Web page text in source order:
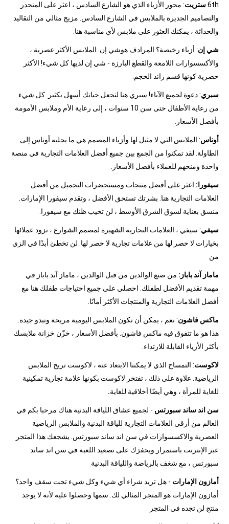
6thستريت: محور الأزياء الذي هو الشارع السادس ، اعثر على المنحدر
والتصاميم الجديرة بالملابس في الشارع السادس. مزيج مثالي من التقاليد
والحداثة ، يمكنك العثور على ملابس لأي مناسبة هنا.
شي إن: أزياء رخيصة؟ المرادف هوشي إن. الملابس الأكثر عصرية ،
والأكسسوارات اللامعة والقطع البارزة - شي إن لديها كل شيء! الأكثر
حصرية كونها قسم زائد الحجم.
سبري: دعوة لجميع الآباء! سبري هنا لتجعل حياتك أسهل بكثير. كل شيء
من رعاية الأطفال حتى سن 10 سنوات ، إلى رعاية الأم وملابس الأمومة
بأفضل الأسعار.
أوناس: الملابس التي لا مثيل لها وأزياء المصمم هي ما يجلبه أوناس إلى
الطاولة. لقد تمكنوا من الجمع بين جميع أفضل العلامات التجارية في منصة
واحدة ومنحهم للعملاء بأفضل الأسعار.
سيفورا: اعثر على أفضل منتجات ومستحضرات التجميل من أفضل
العلامات التجارية هنا. بشرتك تستحق الأفضل ، وتقدم سيفورا الإمارات.
منسق بعناية لسوق الشرق الأوسط ، لن تخيب ظنك مع سيفورا.
سيفي: سيفي ، العلامات التجارية الشهيرة لمصمم الشوارع ، تزود عملائها
بخيارات لا حصر لها من علامات تجارية لا حصر لها. لن تخطئ أبدًا في الزي
من
ماماز آند باباز: من صنع الوالدين من قبل الوالدين ، ماماز آند باباز في
مهمة تقديم الأفضل لطفلك. احصلي على جميع احتياجات طفلك هنا مع
أفضل العلامات التجارية والمنتجات الأكثر أمانًا.
ماكس فاشون: نعم ، يمكن أن تكون الملابس اليومية مريحة وتبدو جيدة.
هذا هو ما تتفوق فيه ماكس فاشون. بأفضل الأسعار ، خزّن خزانة ملابسك
بأكثر الأزياء القابلة للارتداء.
لاكوست: التمساح الذي لا يمكننا الابتعاد عنه ، لاكوست تريح الملابس
الرياضية. علاوة على ذلك ، تفتخر لاكوست بكونها علامة تجارية تمكينية
للغاية للمرأة ، وهي أيضًا أخلاقية للغاية.
سن اند ساند سبورتس - لجميع عشاق اللياقة البدنية هناك مرحبا بكم في
العالم من أرقى العلامات التجارية للياقة البدنية والملابس الرياضية
العصرية والاكسسوارات في سن اند ساند سبورتس. يشجعك هذا المتجر
عبر الإنترنت باستمرار ويحفزك على تصعيد اللعبة في سن اند ساند
سبورتس ، مع شغف بالرياضة واللياقة البدنية
أمازون الإمارات - هل تريد شراء أي شيء وكل شيء تحت سقف واحد؟
أمازون الإمارات هو المتجر المثالي لك. سمها وحصلوا عليه لأنه لا يوجد
منتج لن تجده في المتجر